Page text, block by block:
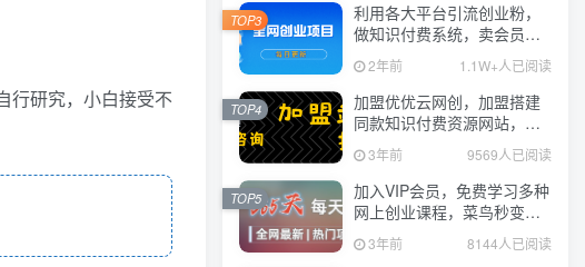
行研究，小白接受不
利用各大平台引流创业粉，
做知识付费系统，卖会员，
卖课程，实现日入几百几千
2年前 1.1W+人已阅读
TOP3
加盟优优云网创，加盟搭建
同款知识付费资源网站，实
现长期稳定被动收入~
3年前 9569人已阅读
TOP4
加入VIP会员，免费学习多种
网上创业课程，菜鸟秒变大
神！3年前 8144人已阅读
TOP5